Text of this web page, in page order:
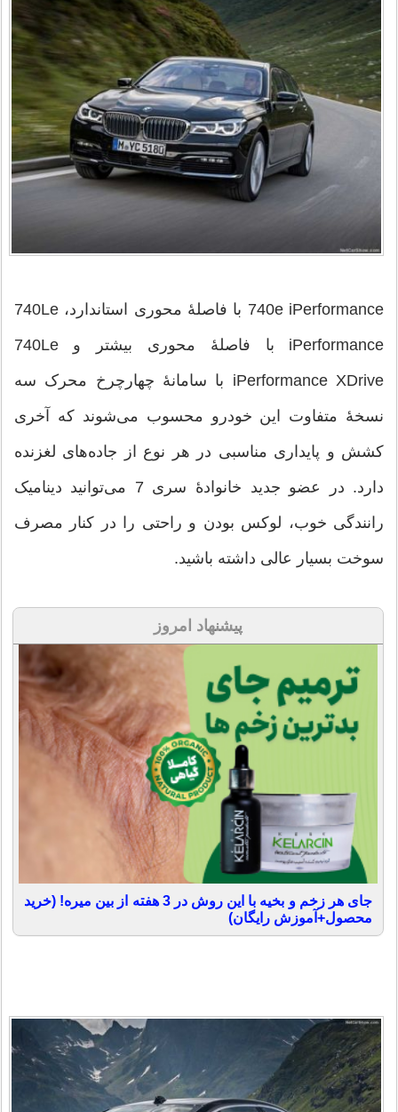
740e iPerformance با فاصلهٔ محوری استاندارد، 740Le
iPerformance با فاصلهٔ محوری بیشتر و 740Le
iPerformance XDrive با سامانهٔ چهارچرخ محرک سه
نسخهٔ متفاوت این خودرو محسوب می‌شوند که آخری
کشش و پایداری مناسبی در هر نوع از جاده‌های لغزنده
دارد. در عضو جدید خانوادهٔ سری 7 می‌توانید دینامیک
رانندگی خوب، لوکس بودن و راحتی را در کنار مصرف
سوخت بسیار عالی داشته باشید.
پیشنهاد امروز
جای هر زخم و بخیه با این روش در 3 هفته از بین میره! (خرید
محصول+آموزش رایگان)